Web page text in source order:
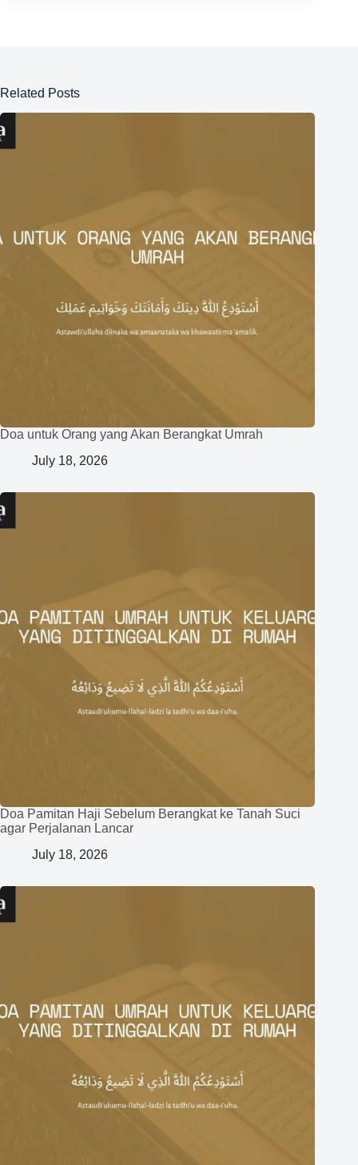
Related Posts
Doa untuk Orang yang Akan Berangkat Umrah
July 18, 2026
Doa Pamitan Haji Sebelum Berangkat ke Tanah Suci
agar Perjalanan Lancar
July 18, 2026